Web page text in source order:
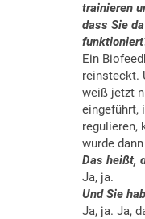
trainieren
dass Sie
Ein
reinsteckt.
weiß jetzt
eingeführt,
regulieren,
wurde
Das heißt,
Ja, ja.
Und Sie
Ja, ja. Ja,